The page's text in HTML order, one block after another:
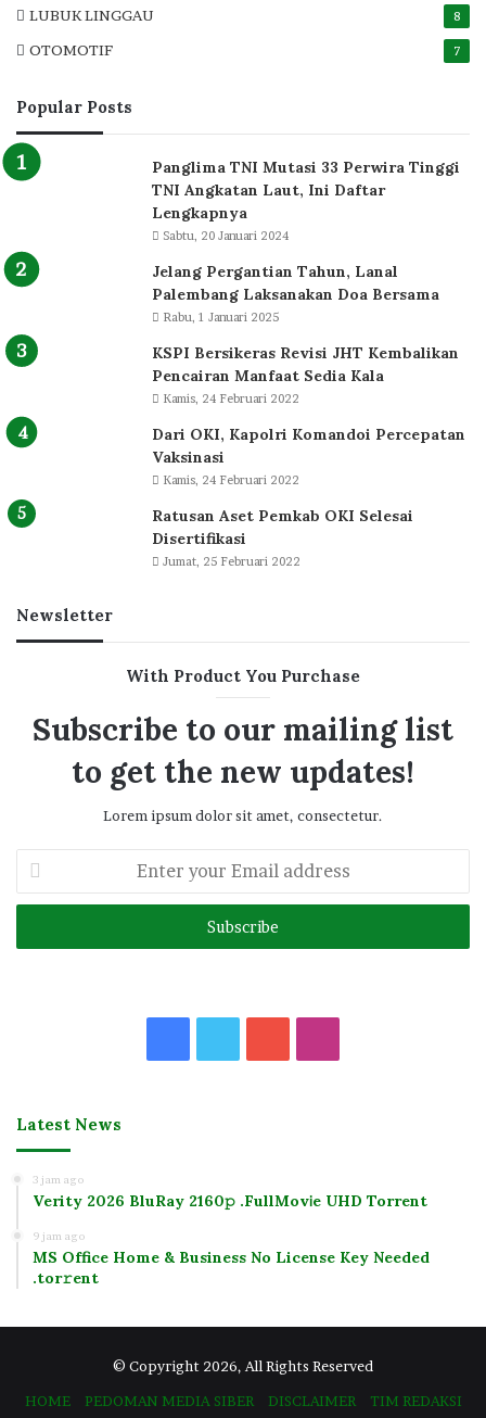
LUBUK LINGGAU 8
OTOMOTIF 7
Popular Posts
Panglima TNI Mutasi 33 Perwira Tinggi
TNI Angkatan Laut, Ini Daftar
Lengkapnya
Sabtu, 20 Januari 2024
Jelang Pergantian Tahun, Lanal
Palembang Laksanakan Doa Bersama
Rabu, 1 Januari 2025
KSPI Bersikeras Revisi JHT Kembalikan
Pencairan Manfaat Sedia Kala
Kamis, 24 Februari 2022
Dari OKI, Kapolri Komandoi Percepatan
Vaksinasi
Kamis, 24 Februari 2022
Ratusan Aset Pemkab OKI Selesai
Disertifikasi
Jumat, 25 Februari 2022
Newsletter
With Product You Purchase
Subscribe to our mailing list
to get the new updates!
Lorem ipsum dolor sit amet, consectetur.
your
Email
Latest News
3 jam ago
Verity 2026 BluRay 2160𝚙 .FullMov𝗂e UHD Torrent
9 jam ago
MS Office Home & Business No License Key Needed
.tоr𝚛еnt
© Copyright 2026, All Rights Reserved
HOME
PEDOMAN MEDIA SIBER DISCLAIMER TIM REDAKSI